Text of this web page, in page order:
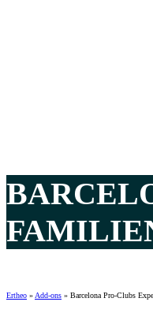
Ertheo » Add-ons » Barcelona Pro-Clubs